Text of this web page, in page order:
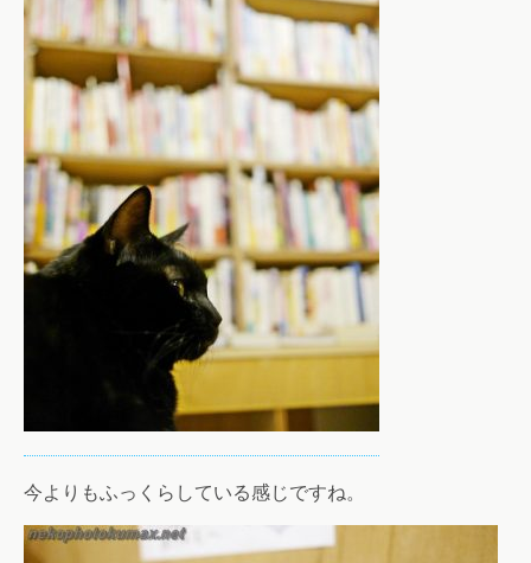
今よりもふっくらしている感じですね。